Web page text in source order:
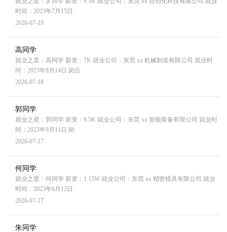
时间：2023年7月15日
2026-07-19
高同学
就业之星：高同学 薪资：7K 就业公司：东莞 xx 机械制造有限公司 就业时
间：2023年8月14日 岗位
2026-07-18
郭同学
就业之星：郭同学 薪资：8.5K 就业公司：东莞 xx 智能装备有限公司 就业时
间：2023年9月11日 岗
2026-07-17
何同学
就业之星：何同学 薪资：1.15W 就业公司：东莞 xx 精密模具有限公司 就业
时间：2023年6月12日
2026-07-17
朱同学